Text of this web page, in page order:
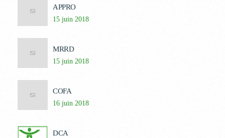
APPRO
15 juin 2018
MRRD
15 juin 2018
COFA
16 juin 2018
DCA